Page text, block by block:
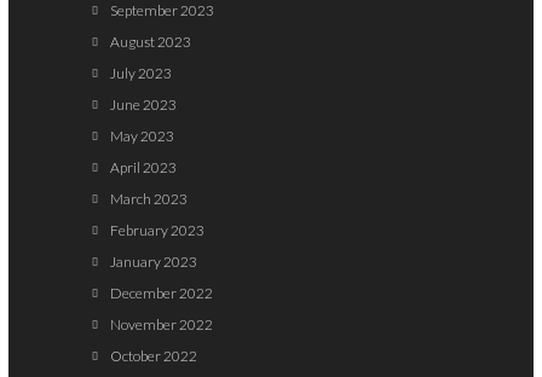
September 2023
August 2023
July 2023
June 2023
May 2023
April 2023
March 2023
February 2023
January 2023
December 2022
November 2022
October 2022